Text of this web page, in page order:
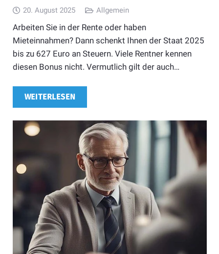
20. August 2025 Allgemein
Arbeiten Sie in der Rente oder haben
Mieteinnahmen? Dann schenkt Ihnen der Staat 2025
bis zu 627 Euro an Steuern. Viele Rentner kennen
diesen Bonus nicht. Vermutlich gilt der auch…
WEITERLESEN